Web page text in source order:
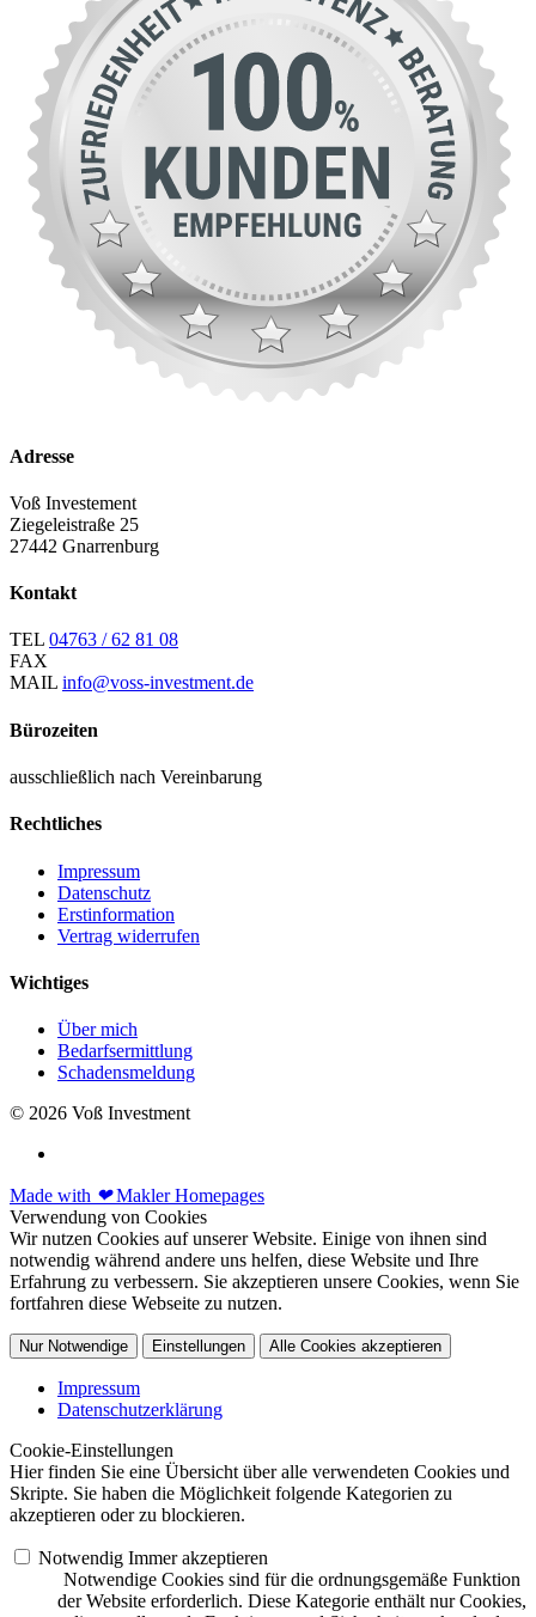
Adresse
Voß Investement
Ziegeleistraße 25
27442 Gnarrenburg
Kontakt
TEL 04763 / 62 81 08
FAX
MAIL info@voss-investment.de
Bürozeiten
ausschließlich nach Vereinbarung
Rechtliches
Impressum
Datenschutz
Erstinformation
Vertrag widerrufen
Wichtiges
Über mich
Bedarfsermittlung
Schadensmeldung
© 2026 Voß Investment
Made with ❤Makler Homepages
Verwendung von Cookies
Wir nutzen Cookies auf unserer Website. Einige von ihnen sind
notwendig während andere uns helfen, diese Website und Ihre
Erfahrung zu verbessern. Sie akzeptieren unsere Cookies, wenn Sie
fortfahren diese Webseite zu nutzen.
Nur Notwendige Einstellungen Alle Cookies akzeptieren
Impressum
Datenschutzerklärung
Cookie-Einstellungen
Hier finden Sie eine Übersicht über alle verwendeten Cookies und
Skripte. Sie haben die Möglichkeit folgende Kategorien zu
akzeptieren oder zu blockieren.
Notwendig Immer akzeptieren
Notwendige Cookies sind für die ordnungsgemäße Funktion
der Website erforderlich. Diese Kategorie enthält nur Cookies,